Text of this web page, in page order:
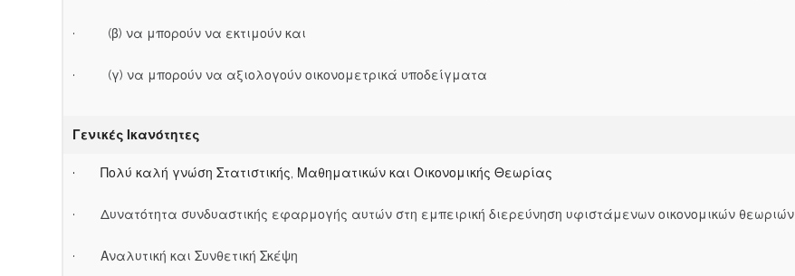
· (β) να μπορούν να εκτιμούν και
· (γ) να μπορούν να αξιολογούν οικονομετρικά υποδείγματα
Γενικές Ικανότητες
· Πολύ καλή γνώση Στατιστικής, Μαθηματικών και Οικονομικής Θεωρίας
· Δυνατότητα συνδυαστικής εφαρμογής αυτών στη εμπειρική διερεύνηση υφιστάμενων οικονομικών θεωριών
· Αναλυτική και Συνθετική Σκέψη